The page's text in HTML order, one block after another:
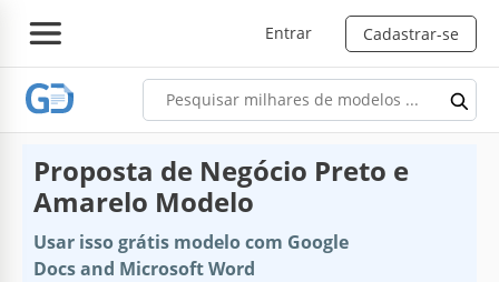
Entrar Cadastrar-se
Proposta de Negócio Preto e
Amarelo Modelo
Usar isso grátis modelo com Google
Docs and Microsoft Word